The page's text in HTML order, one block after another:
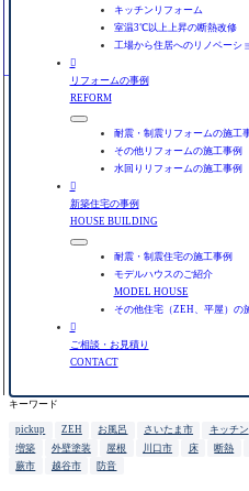
キッチンリフォーム
室温3℃以上上昇の断熱改修
工場から住居へのリノベーシ

リフォームの事例
REFORM
耐震・制震リフォームの施工
その他リフォームの施工事例
水回りリフォームの施工事例

新築住宅の事例
HOUSE BUILDING
耐震・制震住宅の施工事例
モデルハウスのご紹介
MODEL HOUSE
その他住宅（ZEH、平屋）の

ご相談・お見積り
CONTACT
キーワード
pickup ZEH お風呂 さいたま市 キッチン
増築
外壁塗装 屋根 川口市 床 断熱
蕨市
越谷市 防音